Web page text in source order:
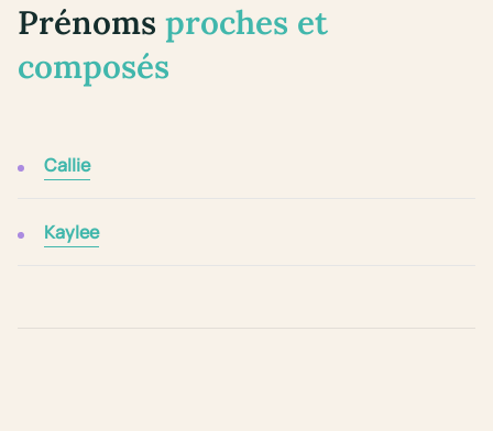
Prénoms proches et
composés
Callie
Kaylee